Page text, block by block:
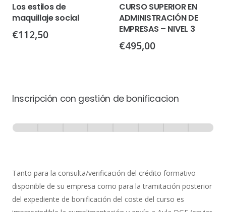
Los estilos de
maquillaje social
€112,50
CURSO SUPERIOR EN
ADMINISTRACIÓN DE
EMPRESAS – NIVEL 3
€495,00
Inscripción con gestión de bonificacion
-
de
Bonificación
Tanto para la consulta/verificación del crédito formativo
disponible de su empresa como para la tramitación posterior
del expediente de bonificación del coste del curso es